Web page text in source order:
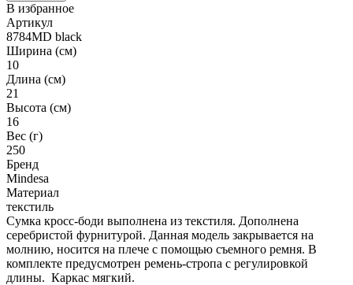
В избранное
Артикул
8784MD black
Ширина (см)
10
Длина (см)
21
Высота (см)
16
Вес (г)
250
Бренд
Mindesa
Материал
текстиль
Сумка кросс-боди выполнена из текстиля. Дополнена
серебристой фурнитурой. Данная модель закрывается на
молнию, носится на плече с помощью съемного ремня. В
комплекте предусмотрен ремень-стропа с регулировкой
длины. Каркас мягкий.